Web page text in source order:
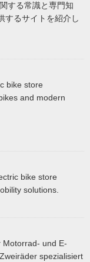
する常識と専門知
するサイトを紹介し
bike store
and modern
bike store
solutions.
Motorrad- und E-
spezialisiert